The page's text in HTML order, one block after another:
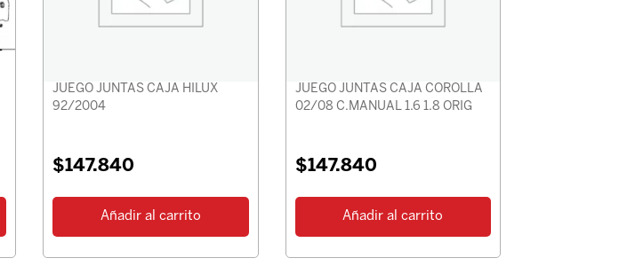
JUEGO JUNTAS CAJA HILUX
92/2004
$147.840
Añadir al carrito
JUEGO JUNTAS CAJA COROLLA
02/08 C.MANUAL 1.6 1.8 ORIG
$147.840
Añadir al carrito